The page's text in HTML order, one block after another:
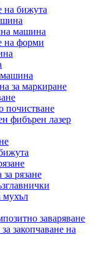
на бижута
машина
на форми
машина
за маркиране
почистване
фибърен лазер
рязане
мухъл
заваряване
закопчаване на